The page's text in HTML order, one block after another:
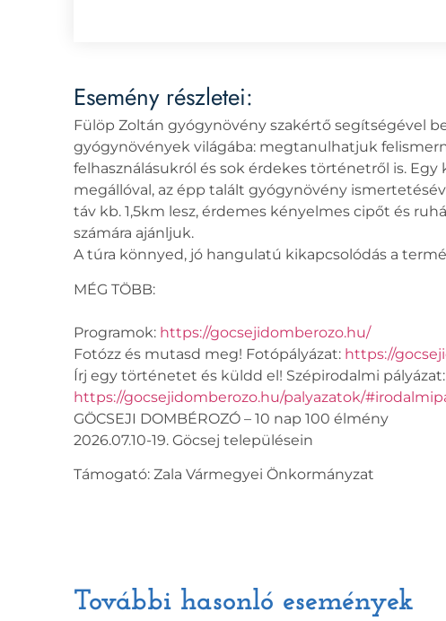
Esemény részletei:
Fülöp Zoltán gyógynövény szakértő segítségével
gyógynövények világába: megtanulhatjuk
felhasználásukról és sok érdekes történetről is.
megállóval, az épp talált gyógynövény
táv kb. 1,5km lesz, érdemes kényelmes cipőt és
számára ajánljuk.
A túra könnyed, jó hangulatú kikapcsolódás a
MÉG TÖBB:
Programok: https://gocsejidomberozo.hu/
Fotózz és mutasd meg! Fotópályázat: https://
Írj egy történetet és küldd el! Szépirodalmi pályázat:
https://gocsejidomberozo.hu/palyazatok/
GÖCSEJI DOMBÉROZÓ – 10 nap 100 élmény
2026.07.10-19. Göcsej településein
Támogató: Zala Vármegyei Önkormányzat
További hasonló események